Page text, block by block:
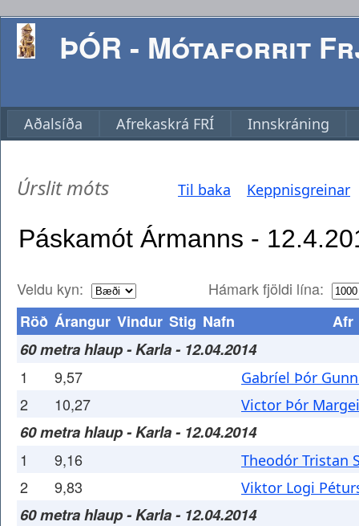
ÞÓR - Mótaforrit
Aðalsíða Afrekaskrá FRÍ Innskráning
Úrslit móts Til baka Keppnisgreinar
Veldu kyn:
Hámark fjöldi lína:
Röð Árangur Vindur Stig Nafn Afr
60 metra hlaup - Karla - 12.04.2014
1 9,57 Gabríel Þór
2 10,27 Victor Þór
60 metra hlaup - Karla - 12.04.2014
1 9,16 Theodór Tristan
2 9,83 Viktor Logi
60 metra hlaup - Karla - 12.04.2014